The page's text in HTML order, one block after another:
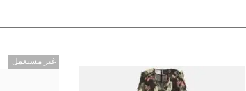
غير مستعمل